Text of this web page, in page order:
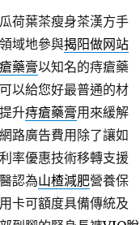
荷葉茶瘦身茶漢方手
域地參與揭阳做网站
藥膏以知名的痔瘡藥
以給您好最普通的材
升痔瘡藥膏用來緩解
路廣告費用除了讓如
率優惠技術移轉支援
認為山楂減肥營養保
卡可額度具備傳統及